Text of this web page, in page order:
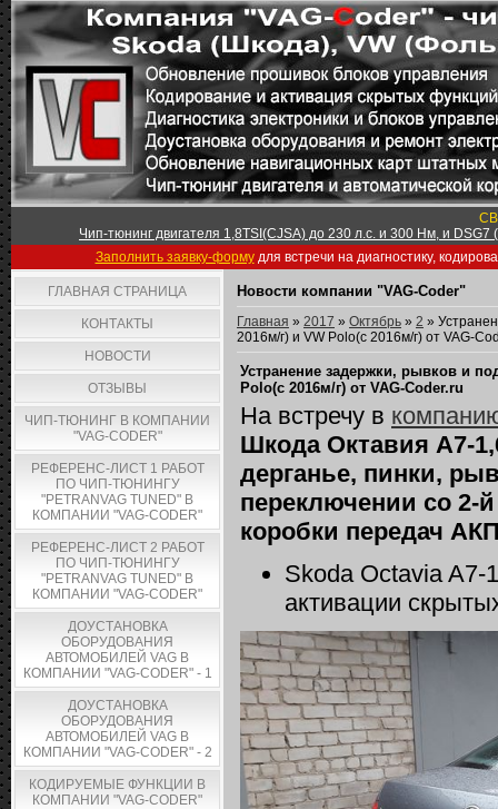
Чип-тюнинг двигателя 1,8TSI(CJSA) до 230 л.с. и 300 Нм, и
Заполнить заявку-формудля встречи на диагностику,
ГЛАВНАЯ СТРАНИЦА
КОНТАКТЫ
НОВОСТИ
ОТЗЫВЫ
ЧИП-ТЮНИНГ В КОМПАНИИ
"VAG-CODER"
РЕФЕРЕНС-ЛИСТ 1 РАБОТ
ПО ЧИП-ТЮНИНГУ
"PETRANVAG TUNED" В
КОМПАНИИ "VAG-CODER"
РЕФЕРЕНС-ЛИСТ 2 РАБОТ
ПО ЧИП-ТЮНИНГУ
"PETRANVAG TUNED" В
КОМПАНИИ "VAG-CODER"
ДОУСТАНОВКА
ОБОРУДОВАНИЯ
АВТОМОБИЛЕЙ VAG В
КОМПАНИИ "VAG-CODER" - 1
ДОУСТАНОВКА
ОБОРУДОВАНИЯ
АВТОМОБИЛЕЙ VAG В
КОМПАНИИ "VAG-CODER" - 2
КОДИРУЕМЫЕ ФУНКЦИИ В
КОМПАНИИ "VAG-CODER"
Новости компании "VAG-Coder"
Главная » 2017 » Октябрь » 2 »
2016м/г) и VW Polo(с 2016м/г) от VAG-
Устранение задержки, рывков и
Polo(с 2016м/г) от VAG-Coder.ru
На встречу в
Шкода Октавия А7-
дерганье, пинки,
переключении со 2-
коробки передач
Skoda Octavia
активации